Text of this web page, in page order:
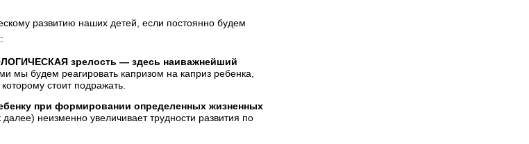
развитию наших детей, ес­ли постоянно будем
зре­лость — здесь наиважнейший
мы будем реагировать капризом на каприз ребен­ка,
стоит под­ражать.
при формировании определенных жизненных
неизменно увеличивает трудности развития по